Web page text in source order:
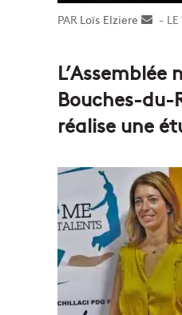
Loïs Elziere
Bouches-du-
réalise une